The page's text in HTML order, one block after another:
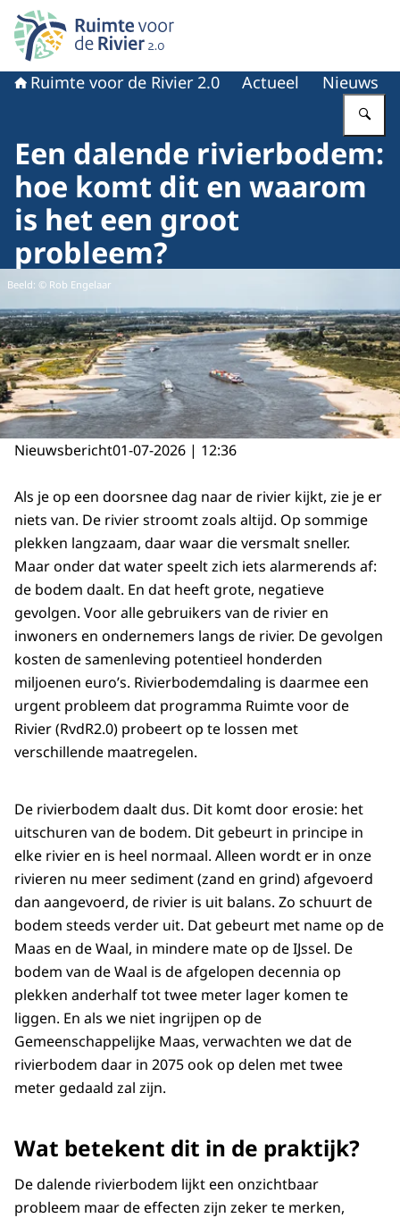
Naar de homepage van Ruimte voor de rivier 2.0
Ruimte voor de Rivier 2.0 Actueel Nieuws
Een dalende rivierbodem:
hoe komt dit en waarom
is het een groot
probleem?
Beeld: © Rob Engelaar
Nieuwsbericht01-07-2026 | 12:36
Als je op een doorsnee dag naar de rivier kijkt, zie je er
niets van. De rivier stroomt zoals altijd. Op sommige
plekken langzaam, daar waar die versmalt sneller.
Maar onder dat water speelt zich iets alarmerends af:
de bodem daalt. En dat heeft grote, negatieve
gevolgen. Voor alle gebruikers van de rivier en
inwoners en ondernemers langs de rivier. De gevolgen
kosten de samenleving potentieel honderden
miljoenen euro’s. Rivierbodemdaling is daarmee een
urgent probleem dat programma Ruimte voor de
Rivier (RvdR2.0) probeert op te lossen met
verschillende maatregelen.
De rivierbodem daalt dus. Dit komt door erosie: het
uitschuren van de bodem. Dit gebeurt in principe in
elke rivier en is heel normaal. Alleen wordt er in onze
rivieren nu meer sediment (zand en grind) afgevoerd
dan aangevoerd, de rivier is uit balans. Zo schuurt de
bodem steeds verder uit. Dat gebeurt met name op de
Maas en de Waal, in mindere mate op de IJssel. De
bodem van de Waal is de afgelopen decennia op
plekken anderhalf tot twee meter lager komen te
liggen. En als we niet ingrijpen op de
Gemeenschappelijke Maas, verwachten we dat de
rivierbodem daar in 2075 ook op delen met twee
meter gedaald zal zijn.
Wat betekent dit in de praktijk?
De dalende rivierbodem lijkt een onzichtbaar
probleem maar de effecten zijn zeker te merken,